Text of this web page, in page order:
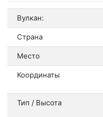
Вулкан:
Страна
Место
Координаты
Тип / Высота